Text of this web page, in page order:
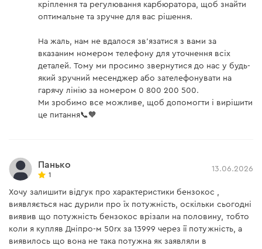
Повышенные обороты до 9300 об/мин
ножей, скашивания дикорастущих кустов и
зарослей, спиливания побегов молодых
деревьев и покоса больших территорий
Расход топлива был уменьшен за счет
настройки нового карбюратора под
высокооборотный двигатель, что позволяет
нагрузку от вибрации, что предотвращает
работ
кріплення та регулювання карбюратора, щоб знайти
оптимальне та зручне для вас рішення.
На жаль, нам не вдалося зв'язатися з вами за
вказаним номером телефону для уточнення всіх
деталей. Тому ми просимо звернутися до нас у будь-
який зручний месенджер або зателефонувати на
гарячу лінію за номером 0 800 200 500.
Ми зробимо все можливе, щоб допомогти і вирішити
це питання📞🧡
Панько
1
13.06.2026
Хочу залишити відгук про характеристики бензокос ,
виявляється нас дурили про їх потужність, оскільки сьогодні
виявив що потужність бензокос врізали на половину, тобто
коли я купляв Дніпро-м 50rx за 13999 через її потужність, а
виявилось що вона не така потужна як заявляли в